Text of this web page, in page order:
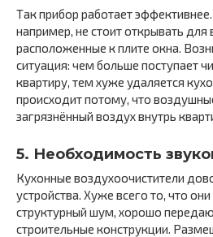
Так прибор работает
например, не стоит открывать для
расположенные к плите окна.
ситуация: чем больше поступает
квартиру, тем хуже удаляется
происходит потому, что
загрязнённый воздух внутрь
5. Необходимость
Кухонные воздухоочистители
устройства. Хуже всего то, что
структурный шум, хорошо
строительные конструкции.